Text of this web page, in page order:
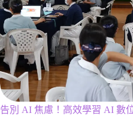
告別 AI 焦慮！高效學習 AI 數